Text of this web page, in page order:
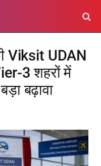
Viksit UDAN
3 शहरों में
बढ़ावा